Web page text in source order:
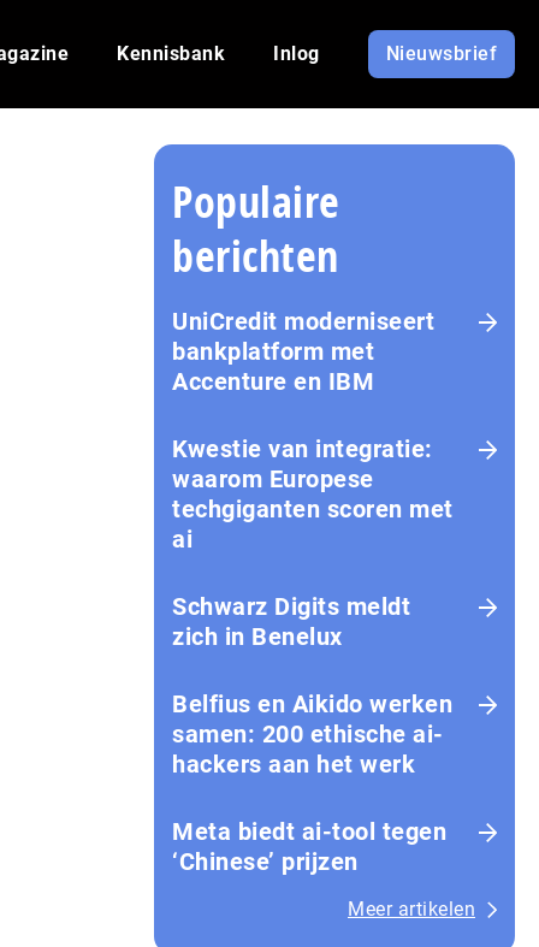
Kennisbank Inlog Nieuwsbrief
Populaire
berichten
UniCredit moderniseert
bankplatform met
Accenture en IBM
Kwestie van integratie:
waarom Europese
techgiganten scoren met
ai
Schwarz Digits meldt
zich in Benelux
Belfius en Aikido werken
samen: 200 ethische ai-
hackers aan het werk
Meta biedt ai-tool tegen
‘Chinese’ prijzen
Meer artikelen